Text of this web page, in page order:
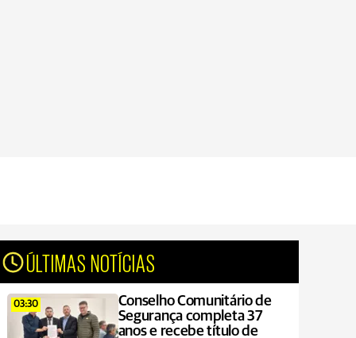
ÚLTIMAS NOTÍCIAS
03:30
Conselho Comunitário de
Segurança completa 37
anos e recebe título de